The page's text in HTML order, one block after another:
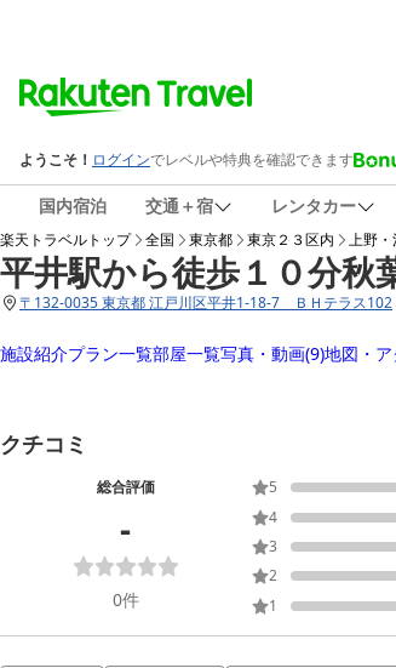
国内宿泊 交通＋宿 レンタカー
楽天トラベルトップ 全国 東京都 東京２３区内 上野
平井駅から徒歩１０分
〒 132-0035 東京都 江戸川区平井1-18-7 ＢＨテラス102
施設紹介プラン一覧部屋一覧写真・動画(9)地図・ア
クチコミ
総合評価
-
0件
5
4
3
2
1